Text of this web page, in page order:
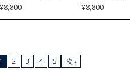
¥8,800
¥8,800
1 2 3 4 5 次 ›